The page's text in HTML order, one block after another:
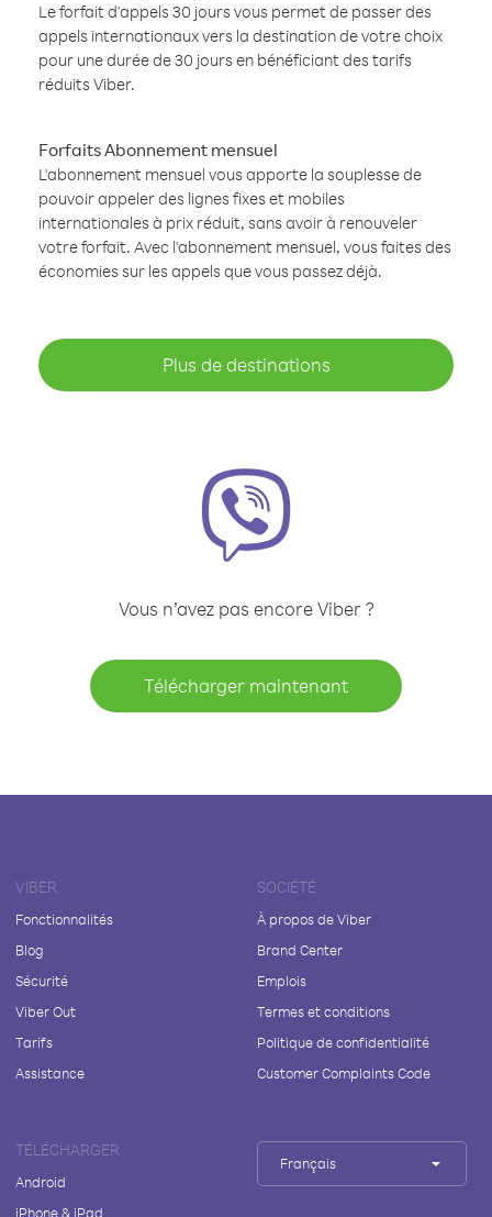
Le forfait d'appels 30 jours vous permet de passer des
appels internationaux vers la destination de votre choix
pour une durée de 30 jours en bénéficiant des tarifs
réduits Viber.
Forfaits Abonnement mensuel
L'abonnement mensuel vous apporte la souplesse de
pouvoir appeler des lignes fixes et mobiles
internationales à prix réduit, sans avoir à renouveler
votre forfait. Avec l'abonnement mensuel, vous faites des
économies sur les appels que vous passez déjà.
Plus de destinations
Vous n’avez pas encore Viber ?
Télécharger maintenant
VIBER
Fonctionnalités
Blog
Sécurité
Viber Out
Tarifs
Assistance
SOCIÉTÉ
À propos de Viber
Brand Center
Emplois
Termes et conditions
Politique de confidentialité
Customer Complaints Code
TÉLÉCHARGER
Android
iPhone & iPad
Français